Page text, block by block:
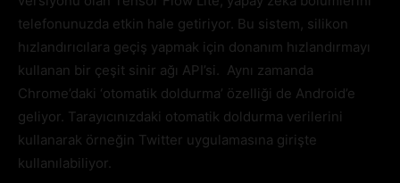
telefonunuzda etkin hale getiriyor. Bu sistem, silikon
hızlandırıcılara geçiş yapmak için donanım hızlandırmayı
kullanan bir çeşit sinir ağı API’si. Aynı zamanda
Chrome’daki ‘otomatik doldurma’ özelliği de Android’e
geliyor. Tarayıcınızdaki otomatik doldurma verilerini
kullanarak örneğin Twitter uygulamasına girişte
kullanılabiliyor.